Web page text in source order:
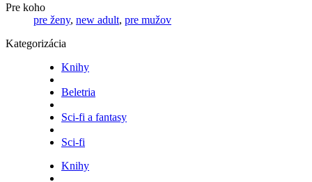
Pre koho
pre ženy, new adult, pre mužov
Kategorizácia
Knihy
Beletria
Sci-fi a fantasy
Sci-fi
Knihy